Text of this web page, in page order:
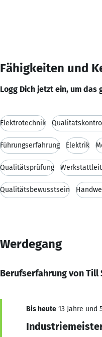
Fähigkeiten und
Logg Dich jetzt ein, um das
Elektrotechnik
Führungserfahrung Elektrik
Qualitätsprüfung
Qualitätsbewusstsein
Werdegang
Berufserfahrung von
Bis heute 13 Jahre und